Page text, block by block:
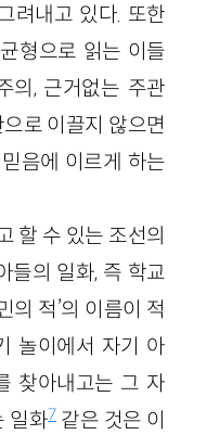
려내고 있다. 또한
형으로 읽는 이들
의, 근거없는 주관
로 이끌지 않으면
음에 이르게 하는
할 수 있는 조선의
들의 일화, 즉 학교
의 적’의 이름이 적
놀이에서 자기 아
찾아내고는 그 자
일화7같은 것은 이